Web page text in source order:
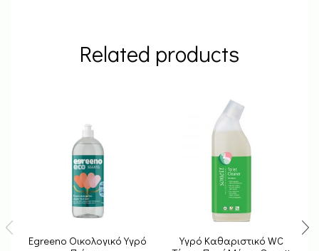
Related products
Egreeno Οικολογικό Υγρό
Υγρό Καθαριστικό WC